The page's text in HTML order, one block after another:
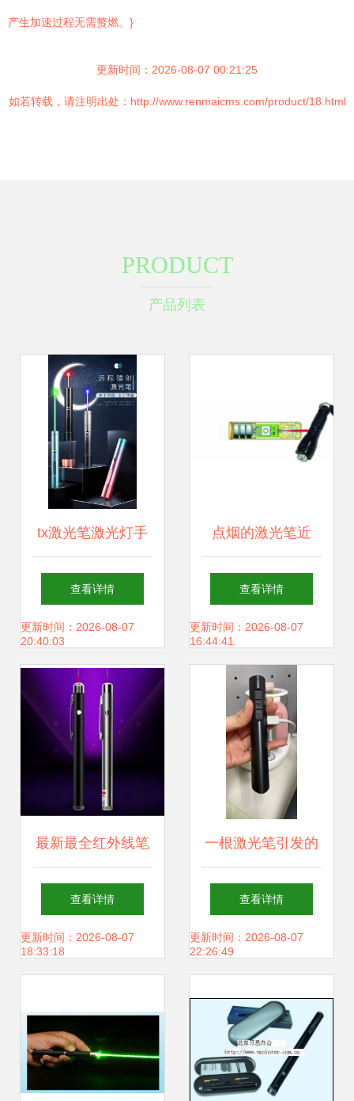
产生加速过程无需赘燃。}
更新时间：2026-08-07 00:21:25
如若转载，请注明出处：http://www.renmaicms.com/product/18.html
PRODUCT
产品列表
tx激光笔激光灯手
电售楼部射笔usb
充电大功率蓝光绿
光远射逗猫镭射强
查看详情
更新时间：2026-08-07
20:40:03
点烟的激光笔近
似“凶器” 藏在日常
用品中的隐患
查看详情
更新时间：2026-08-07
16:44:41
最新最全红外线笔
产品参考信息 开启
精准演示的极致视
查看详情
更新时间：2026-08-07
18:33:18
一根激光笔引发的
惨案
查看详情
更新时间：2026-08-07
22:26:49